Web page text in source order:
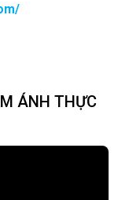
ÁNH THỰC